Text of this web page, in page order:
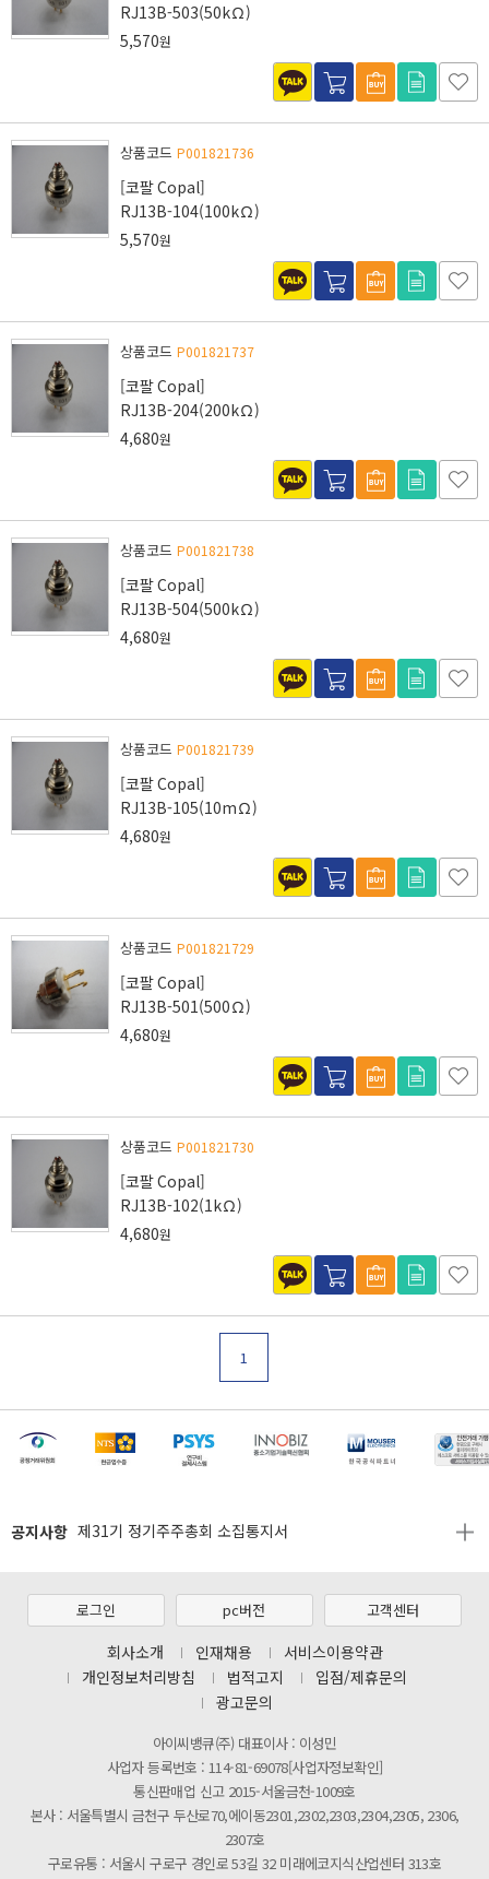
RJ13B-503(50kΩ)
5,570원
상품코드 P001821736
[코팔 Copal]
RJ13B-104(100kΩ)
5,570원
상품코드 P001821737
[코팔 Copal]
RJ13B-204(200kΩ)
4,680원
상품코드 P001821738
[코팔 Copal]
RJ13B-504(500kΩ)
4,680원
상품코드 P001821739
[코팔 Copal]
RJ13B-105(10mΩ)
4,680원
상품코드 P001821729
[코팔 Copal]
RJ13B-501(500Ω)
4,680원
상품코드 P001821730
[코팔 Copal]
RJ13B-102(1kΩ)
4,680원
1
공지사항
[마일리지 적립 및 사용 정책 개편 안내]
제31기 정기주주총회 소집통지서
[2026년 8월 신용카드 무이자 행사 안내]
제31기 정기주주총회 소집통지서
[마일리지 적립 및 사용 정책 개편 안내]
로그인 pc버전 고객센터
회사소개 인재채용
서비스이용약관
개인정보처리방침
법적고지
입점/제휴문의
광고문의
아이씨뱅큐(주) 대표이사 : 이성민
사업자 등록번호 : 114-81-69078[사업자정보확인]
통신판매업 신고 2015-서울금천-1009호
본사 : 서울특별시 금천구 두산로70,에이동2301,2302,2303,2304,2305, 2306,
2307호
구로유통 : 서울시 구로구 경인로 53길 32 미래에코지식산업센터 313호